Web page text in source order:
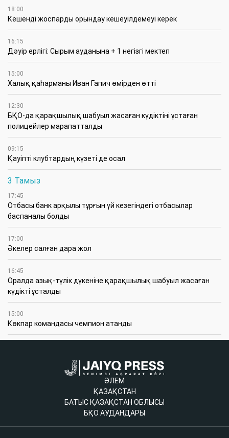
18:00
Кешенді жоспарды орындау кешеуілдемеуі керек
16:15
Дәуір ерлігі: Сырым ауданына + 1 негізгі мектеп
15:00
Халық қаһарманы Иван Гапич өмірден өтті
12:30
БҚО-да қарақшылық шабуыл жасаған күдіктіні ұстаған
полицейлер марапатталды
09:15
Қауіпті клубтардың күзеті де осал
3 Тамыз
17:45
Отбасы банк арқылы тұрғын үй кезегіндегі отбасылар
баспаналы болды
17:00
Әкелер салған дара жол
16:45
Оралда азық-түлік дүкеніне қарақшылық шабуыл жасаған
күдікті ұсталды
15:00
Көкпар командасы чемпион атанды
ӘЛЕМ
ҚАЗАҚСТАН
БАТЫС ҚАЗАҚСТАН ОБЛЫСЫ
БҚО АУДАНДАРЫ